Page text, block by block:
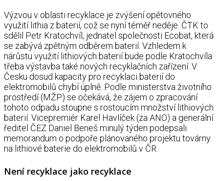
Výzvou v oblasti recyklace je zvýšení opětovného
využití lithia z baterií, což se nyní téměř neděje. ČTK to
sdělil Petr Kratochvíl, jednatel společnosti Ecobat, která
se zabývá zpětným odběrem baterií. Vzhledem k
nárůstu využití lithiových baterií bude podle Kratochvíla
třeba výstavba také nových recyklačních zařízení. V
Česku dosud kapacity pro recyklaci baterií do
elektromobilů chybí úplně. Podle ministerstva životního
prostředí (MŽP) se očekává, že zájem o zpracování
tohoto odpadu stoupne s rostoucím množství lithiových
baterií. Vicepremiér Karel Havlíček (za ANO) a generální
ředitel ČEZ Daniel Beneš minulý týden podepsali
memorandum o podpoře plánovaného projektu továrny
na lithiové baterie do elektromobilů v ČR.
Není recyklace jako recyklace